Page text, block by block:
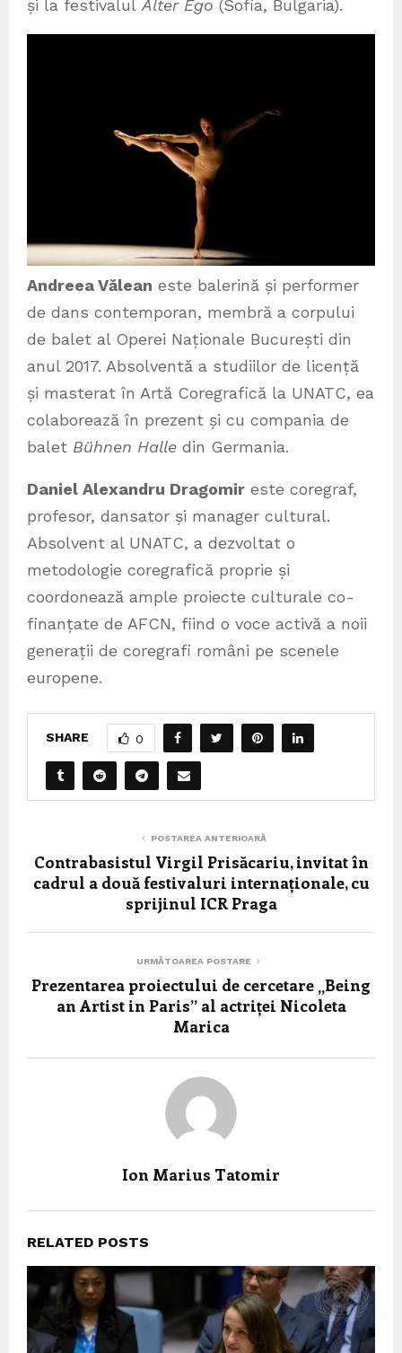
și la festivalul Alter Ego (Sofia, Bulgaria).
Andreea Vălean este balerină și performer
de dans contemporan, membră a corpului
de balet al Operei Naționale București din
anul 2017. Absolventă a studiilor de licență
și masterat în Artă Coregrafică la UNATC, ea
colaborează în prezent și cu compania de
balet Bühnen Halle din Germania.
Daniel Alexandru Dragomir este coregraf,
profesor, dansator și manager cultural.
Absolvent al UNATC, a dezvoltat o
metodologie coregrafică proprie și
coordonează ample proiecte culturale co-
finanțate de AFCN, fiind o voce activă a noii
generații de coregrafi români pe scenele
europene.
SHARE 0
POSTAREA ANTERIOARĂ
Contrabasistul Virgil Prisăcariu, invitat în
cadrul a două festivaluri internaționale, cu
sprijinul ICR Praga
URMĂTOAREA POSTARE
Prezentarea proiectului de cercetare „Being
an Artist in Paris” al actriței Nicoleta
Marica
Ion Marius Tatomir
RELATED POSTS